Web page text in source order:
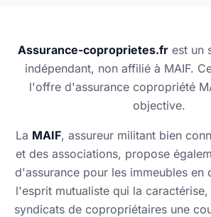
Assurance-coproprietes.frest un
indépendant, non affilié à MAIF.
l'offre d'assurance copropriété
objective.
La MAIF, assureur militant bien
et des associations, propose
d'assurance pour les immeubles en
l'esprit mutualiste qui la
syndicats de copropriétaires une